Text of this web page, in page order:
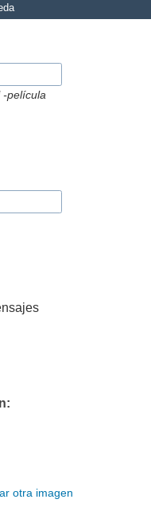
-película
otra imagen